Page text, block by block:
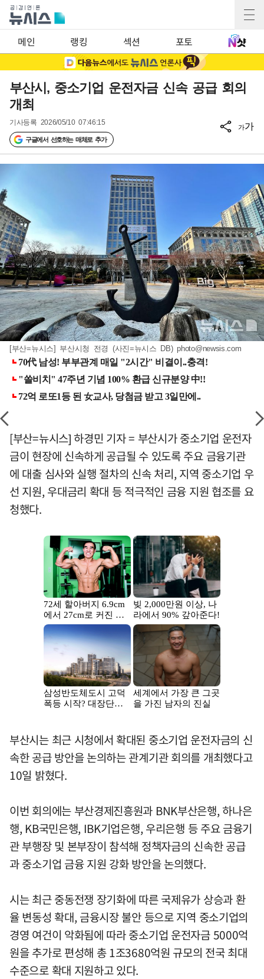
메인 랭킹 섹션 포토
부산시, 중소기업 운전자금 신속 공급 회의
개최
기사등록 2026/05/10 07:46:15
구글에서 선호하는 매체로 추가
가가
[부산=뉴시스] 부산시청 전경 (사진=뉴시스 DB)photo@newsis.com
[부산=뉴시스] 하경민 기자 = 부산시가 중소기업 운전자
금이 현장에 신속하게 공급될 수 있도록 주요 금융기관
에 대출 심사와 실행 절차의 신속 처리, 지역 중소기업 우
선 지원, 우대금리 확대 등 적극적인 금융 지원 협조를 요
청했다.
부산시는 최근 시청에서 확대된 중소기업 운전자금의 신
속한 공급 방안을 논의하는 관계기관 회의를 개최했다고
10일 밝혔다.
이번 회의에는 부산경제진흥원과 BNK부산은행, 하나은
행, KB국민은행, IBK기업은행, 우리은행 등 주요 금융기
관 부행장 및 본부장이 참석해 정책자금의 신속한 공급
과 중소기업 금융 지원 강화 방안을 논의했다.
시는 최근 중동전쟁 장기화에 따른 국제유가 상승과 환
율 변동성 확대, 금융시장 불안 등으로 지역 중소기업의
경영 여건이 악화됨에 따라 중소기업 운전자금 5000억
원을 추가로 편성해 총 1조3680억원 규모의 전국 최대
수준으로 확대 지원하고 있다.